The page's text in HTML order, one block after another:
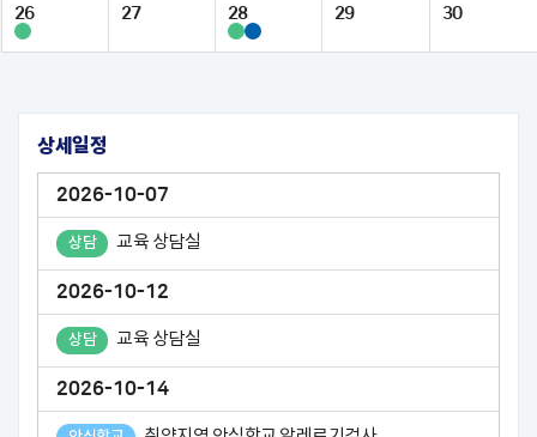
26 27 28 29 30
상세일정
2026-10-07
상담 교육 상담실
2026-10-12
상담 교육 상담실
2026-10-14